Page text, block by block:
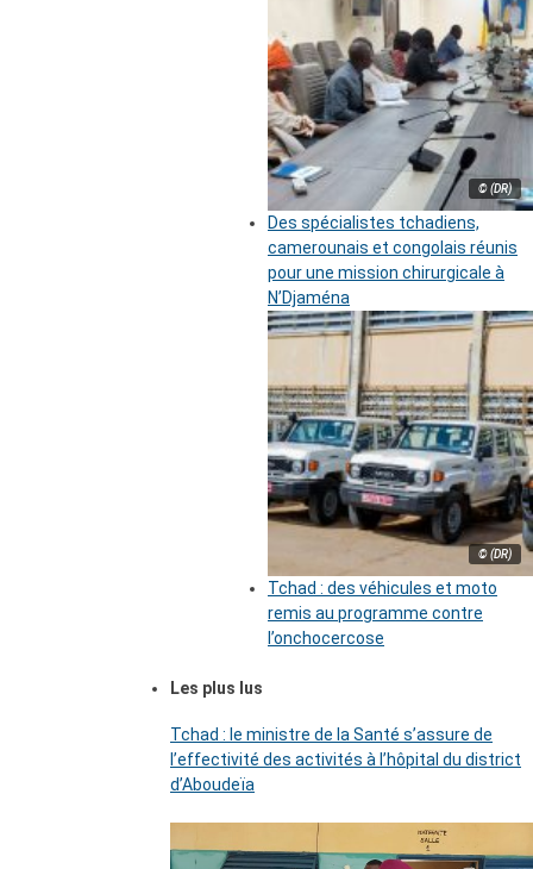
© (DR)
Des spécialistes tchadiens,
camerounais et congolais réunis
pour une mission chirurgicale à
N’Djaména
© (DR)
Tchad : des véhicules et moto
remis au programme contre
l’onchocercose
Les plus lus
Tchad : le ministre de la Santé s’assure de
l’effectivité des activités à l’hôpital du district
d’Aboudeïa